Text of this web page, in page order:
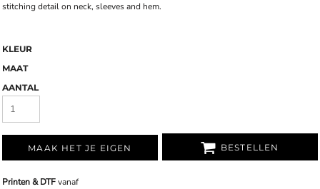
stitching detail on neck, sleeves and hem.
KLEUR
MAAT
AANTAL
MAAK HET JE EIGEN BESTELLEN
Printen & DTFvanaf